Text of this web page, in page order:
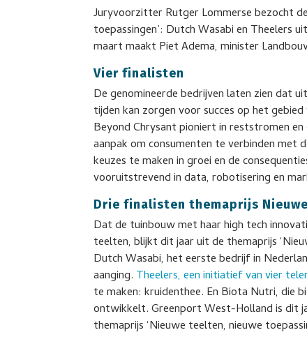
Juryvoorzitter Rutger Lommerse bezocht
toepassingen’: Dutch Wasabi en Theelers
maart maakt Piet Adema, minister
Vier finalisten
De genomineerde bedrijven laten zien dat
tijden kan zorgen voor succes op het
Beyond Chrysant pioniert in reststromen
aanpak om consumenten te verbinden
keuzes te maken in groei en de
vooruitstrevend in data, robotisering en
Drie finalisten themaprijs
Dat de tuinbouw met haar high tech
teelten, blijkt dit jaar uit de themaprijs
Dutch Wasabi, het eerste bedrijf in
aanging. Theelers, een initiatief van vier
te maken: kruidenthee. En Biota Nutri, die
ontwikkelt. Greenport West-Holland is dit
themaprijs ‘Nieuwe teelten, nieuwe